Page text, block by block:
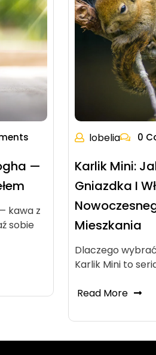
—
kawa z
sobie
lobelia 0
Karlik Mini:
Gniazdka I
Mieszkania
Dlaczego
Karlik Mini to
Read More